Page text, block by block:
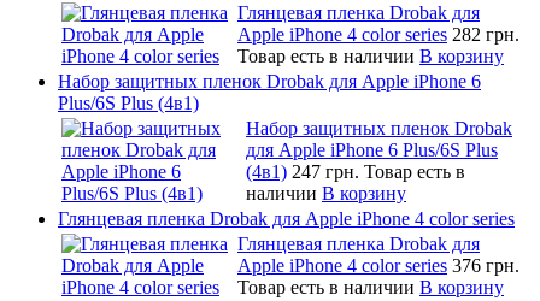
Глянцевая пленка Drobak для
Apple iPhone 4 color series 282 грн.
Товар есть в наличии В корзину
Набор защитных пленок Drobak для Apple iPhone 6
Plus/6S Plus (4в1)
Набор защитных пленок Drobak
для Apple iPhone 6 Plus/6S Plus
(4в1) 247 грн. Товар есть в
наличии В корзину
Глянцевая пленка Drobak для Apple iPhone 4 color series
Глянцевая пленка Drobak для
Apple iPhone 4 color series 376 грн.
Товар есть в наличии В корзину